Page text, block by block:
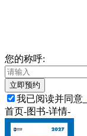
您的称呼:
立即预约
我已阅读并同意
首页-图书-详情-